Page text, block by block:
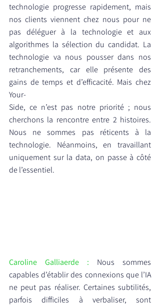
technologie progresse rapidement, mais
nos clients viennent chez nous pour ne
pas déléguer à la technologie et aux
algorithmes la sélection du candidat. La
technologie va nous pousser dans nos
retranchements, car elle présente des
gains de temps et d’efficacité. Mais chez
Your-
Side, ce n’est pas notre priorité ; nous
cherchons la rencontre entre 2 histoires.
Nous ne sommes pas réticents à la
technologie. Néanmoins, en travaillant
uniquement sur la data, on passe à côté
de l’essentiel.
Caroline Galliaerde : Nous sommes
capables d’établir des connexions que l’IA
ne peut pas réaliser. Certaines subtilités,
parfois difficiles à verbaliser, sont